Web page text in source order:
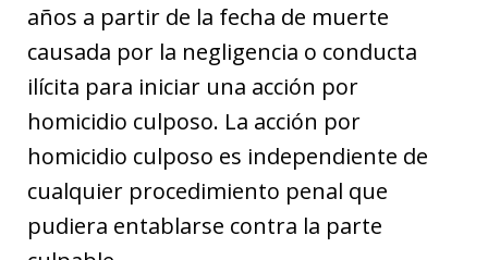
años a partir de la fecha de muerte
causada por la negligencia o conducta
ilícita para iniciar una acción por
homicidio culposo. La acción por
homicidio culposo es independiente de
cualquier procedimiento penal que
pudiera entablarse contra la parte